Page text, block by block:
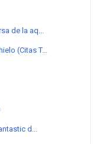
de la aq...
(Citas T...
d...